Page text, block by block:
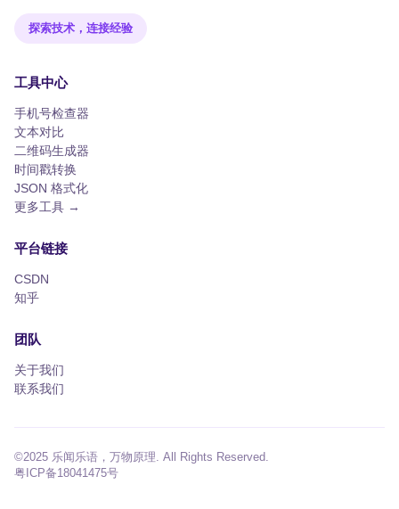
探索技术，连接经验
工具中心
手机号检查器
文本对比
二维码生成器
时间戳转换
JSON 格式化
更多工具 →
平台链接
CSDN
知乎
团队
关于我们
联系我们
©2025 乐闻乐语，万物原理. All Rights Reserved.
粤ICP备18041475号